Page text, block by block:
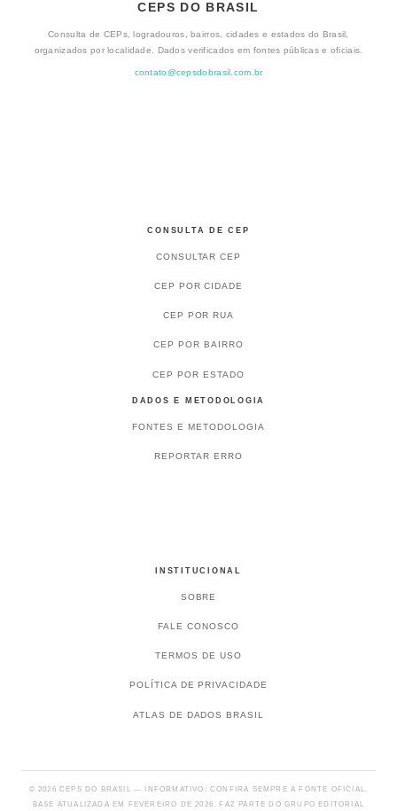
CEPS DO BRASIL
Consulta de CEPs, logradouros, bairros, cidades e estados do Brasil,
organizados por localidade. Dados verificados em fontes públicas e oficiais.
contato@cepsdobrasil.com.br
CONSULTA DE CEP
CONSULTAR CEP
CEP POR CIDADE
CEP POR RUA
CEP POR BAIRRO
CEP POR ESTADO
DADOS E METODOLOGIA
FONTES E METODOLOGIA
REPORTAR ERRO
INSTITUCIONAL
SOBRE
FALE CONOSCO
TERMOS DE USO
POLÍTICA DE PRIVACIDADE
ATLAS DE DADOS BRASIL
© 2026 CEPS DO BRASIL — INFORMATIVO; CONFIRA SEMPRE A FONTE OFICIAL.
BASE ATUALIZADA EM FEVEREIRO DE 2026. FAZ PARTE DO GRUPO EDITORIAL